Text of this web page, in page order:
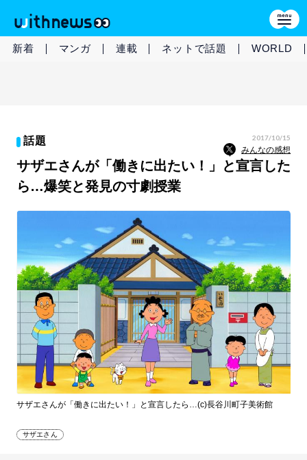
新着 マンガ 連載 ネットで話題 WORLD
話題 2017/10/15
みんなの感想
サザエさんが「働きに出たい！」と宣言した
ら…爆笑と発見の寸劇授業
サザエさんが「働きに出たい！」と宣言したら…(c)長谷川町子美術館
サザエさん